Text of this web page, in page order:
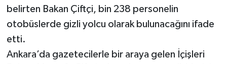
belirten Bakan Çiftçi, bin 238 personelin
otobüslerde gizli yolcu olarak bulunacağını ifade
etti.
Ankara’da gazetecilerle bir araya gelen İçişleri
Yaşam